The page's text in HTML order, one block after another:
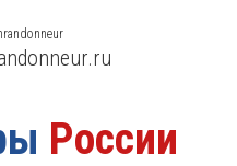
России